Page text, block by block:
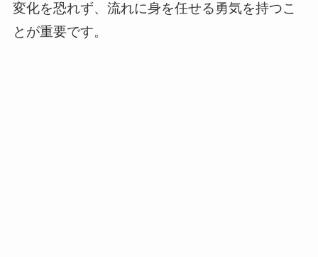
変化を恐れず、流れに身を任せる勇気を持つこ
とが重要です。